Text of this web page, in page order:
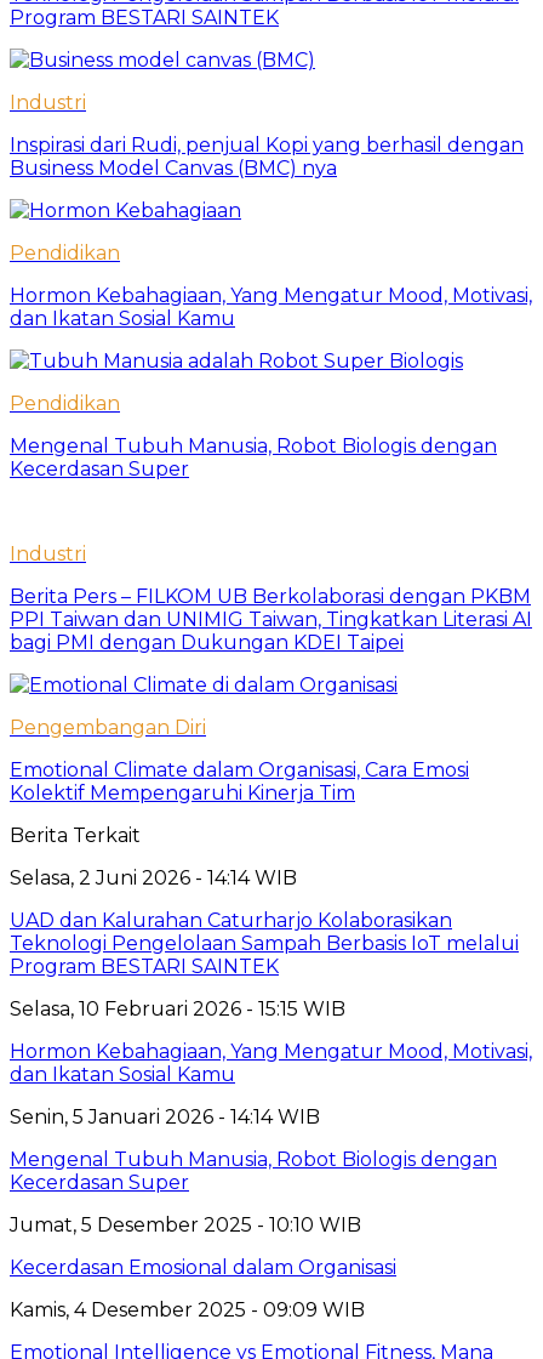
Program BESTARI SAINTEK
Industri
Inspirasi dari Rudi, penjual Kopi yang berhasil dengan
Business Model Canvas (BMC) nya
Pendidikan
Hormon Kebahagiaan, Yang Mengatur Mood, Motivasi,
dan Ikatan Sosial Kamu
Pendidikan
Mengenal Tubuh Manusia, Robot Biologis dengan
Kecerdasan Super
Industri
Berita Pers – FILKOM UB Berkolaborasi dengan PKBM
PPI Taiwan dan UNIMIG Taiwan, Tingkatkan Literasi AI
bagi PMI dengan Dukungan KDEI Taipei
Pengembangan Diri
Emotional Climate dalam Organisasi, Cara Emosi
Kolektif Mempengaruhi Kinerja Tim
Berita Terkait
Selasa, 2 Juni 2026 - 14:14 WIB
UAD dan Kalurahan Caturharjo Kolaborasikan
Teknologi Pengelolaan Sampah Berbasis IoT melalui
Program BESTARI SAINTEK
Selasa, 10 Februari 2026 - 15:15 WIB
Hormon Kebahagiaan, Yang Mengatur Mood, Motivasi,
dan Ikatan Sosial Kamu
Senin, 5 Januari 2026 - 14:14 WIB
Mengenal Tubuh Manusia, Robot Biologis dengan
Kecerdasan Super
Jumat, 5 Desember 2025 - 10:10 WIB
Kecerdasan Emosional dalam Organisasi
Kamis, 4 Desember 2025 - 09:09 WIB
Emotional Intelligence vs Emotional Fitness, Mana